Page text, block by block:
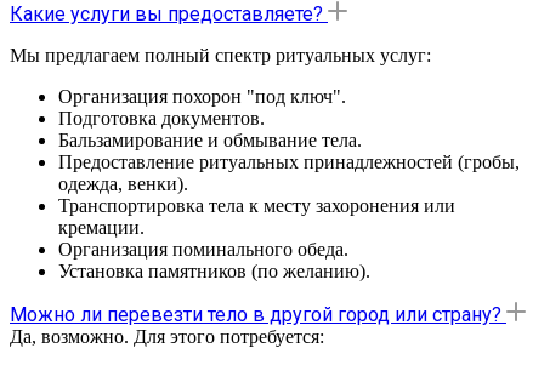
Какие услуги вы предоставляете?
Мы предлагаем полный спектр ритуальных услуг:
Организация похорон "под ключ".
Подготовка документов.
Бальзамирование и обмывание тела.
Предоставление ритуальных принадлежностей (гробы,
одежда, венки).
Транспортировка тела к месту захоронения или
кремации.
Организация поминального обеда.
Установка памятников (по желанию).
Можно ли перевезти тело в другой город или страну?
Да, возможно. Для этого потребуется: